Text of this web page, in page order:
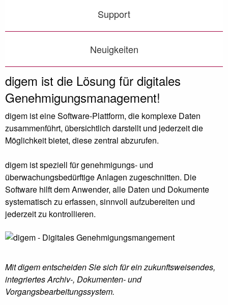
Support
Neuigkeiten
Vorheriges Bild
◀︎ ▶︎
digem - Digitales Genehmigungsmanagement
Genehmigungs-Kataster immer im Blick!
Nie war es einfacher Genehmigungen digital zu
dokumentieren!
digem ist die Lösung für digitales
Genehmigungsmanagement!
digem ist eine Software-Plattform, die komplexe Daten
zusammenführt, übersichtlich darstellt und jederzeit die
Möglichkeit bietet, diese zentral abzurufen.
digem ist speziell für genehmigungs- und
überwachungsbedürftige Anlagen zugeschnitten. Die
Software hilft dem Anwender, alle Daten und Dokumente
systematisch zu erfassen, sinnvoll aufzubereiten und
jederzeit zu kontrollieren.
Mit digem entscheiden Sie sich für ein zukunftsweisendes,
integriertes Archiv-, Dokumenten- und
Vorgangsbearbeitungssystem.